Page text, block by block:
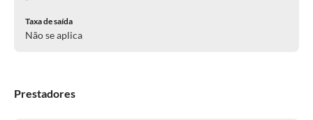
Taxa de saída
Não se aplica
Prestadores